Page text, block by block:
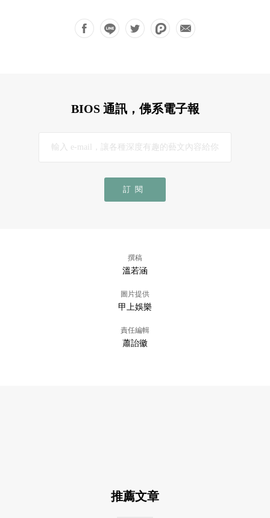
BIOS 通訊，佛系電子報
訂閱
撰稿
溫若涵
圖片提供
甲上娛樂
責任編輯
蕭詒徽
推薦文章